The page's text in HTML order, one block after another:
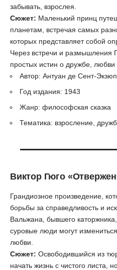
забывать, взрослея.
Сюжет: Маленький принц
планетам, встречая самых
которых представляет собой
Через встречи и размышления
простых истин о дружбе, любви
Автор: Антуан де Сент-
Год издания: 1943
Жанр: философская сказка
Тематика: взросление,
Виктор Гюго
Грандиозное произведение,
борьбы за справедливость и
Вальжана, бывшего
суровые люди могут
любви.
Сюжет: Освободившийся из
начать жизнь с чистого листа,